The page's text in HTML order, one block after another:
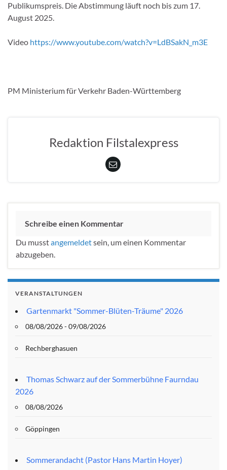
Publikumspreis. Die Abstimmung läuft noch bis zum 17.
August 2025.
Video https://www.youtube.com/watch?v=LdBSakN_m3E
PM Ministerium für Verkehr Baden-Württemberg
Redaktion Filstalexpress
Schreibe einen Kommentar
Du musstangemeldetsein, um einen Kommentar
abzugeben.
VERANSTALTUNGEN
Gartenmarkt "Sommer-Blüten-Träume" 2026
08/08/2026 - 09/08/2026
Rechberghasuen
Thomas Schwarz auf der Sommerbühne Faurndau
2026
08/08/2026
Göppingen
Sommerandacht (Pastor Hans Martin Hoyer)